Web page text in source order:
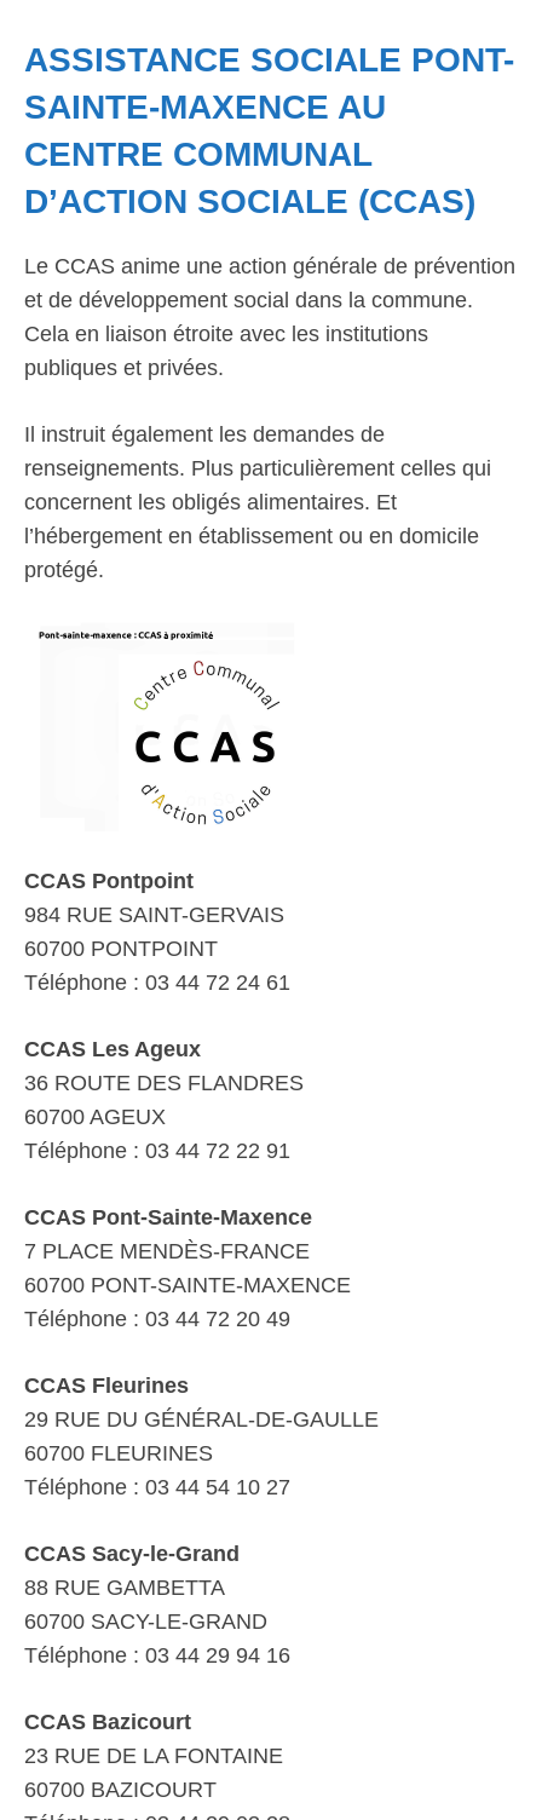
ASSISTANCE SOCIALE PONT-
SAINTE-MAXENCE AU
CENTRE COMMUNAL
D’ACTION SOCIALE (CCAS)
Le CCAS anime une action générale de prévention
et de développement social dans la commune.
Cela en liaison étroite avec les institutions
publiques et privées.
Il instruit également les demandes de
renseignements. Plus particulièrement celles qui
concernent les obligés alimentaires. Et
l’hébergement en établissement ou en domicile
protégé.
CCAS Pontpoint
984 RUE SAINT-GERVAIS
60700 PONTPOINT
Téléphone : 03 44 72 24 61
CCAS Les Ageux
36 ROUTE DES FLANDRES
60700 AGEUX
Téléphone : 03 44 72 22 91
CCAS Pont-Sainte-Maxence
7 PLACE MENDÈS-FRANCE
60700 PONT-SAINTE-MAXENCE
Téléphone : 03 44 72 20 49
CCAS Fleurines
29 RUE DU GÉNÉRAL-DE-GAULLE
60700 FLEURINES
Téléphone : 03 44 54 10 27
CCAS Sacy-le-Grand
88 RUE GAMBETTA
60700 SACY-LE-GRAND
Téléphone : 03 44 29 94 16
CCAS Bazicourt
23 RUE DE LA FONTAINE
60700 BAZICOURT